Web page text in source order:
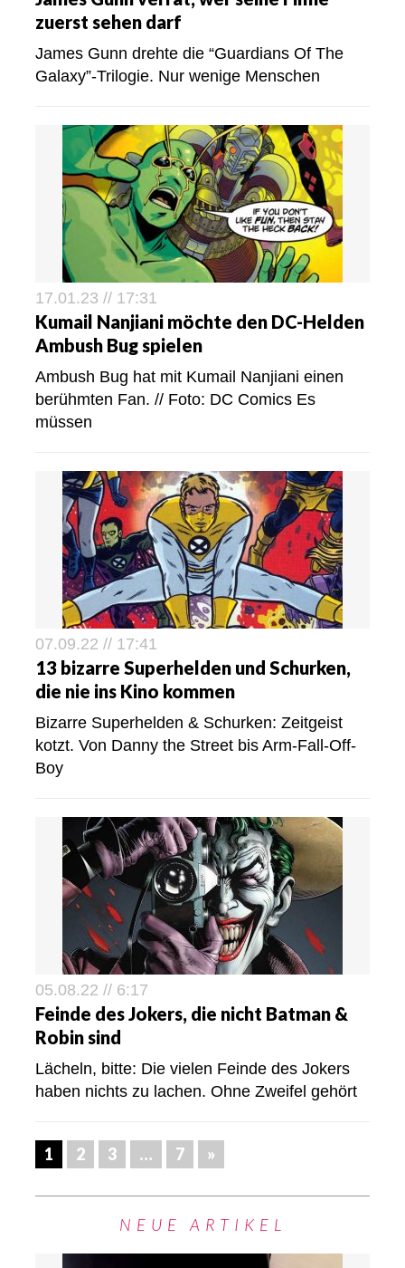
zuerst sehen darf
James Gunn drehte die “Guardians Of The
Galaxy”-Trilogie. Nur wenige Menschen
17.01.23 // 17:31
Kumail Nanjiani möchte den DC-Helden
Ambush Bug spielen
Ambush Bug hat mit Kumail Nanjiani einen
berühmten Fan. // Foto: DC Comics Es
müssen
07.09.22 // 17:41
13 bizarre Superhelden und Schurken,
die nie ins Kino kommen
Bizarre Superhelden & Schurken: Zeitgeist
kotzt. Von Danny the Street bis Arm-Fall-Off-
Boy
05.08.22 // 6:17
Feinde des Jokers, die nicht Batman &
Robin sind
Lächeln, bitte: Die vielen Feinde des Jokers
haben nichts zu lachen. Ohne Zweifel gehört
1 2 3 … 7 »
NEUE ARTIKEL